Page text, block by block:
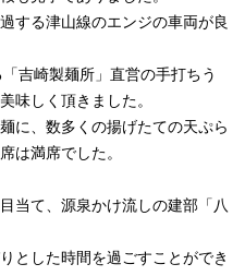
する津山線のエンジの車両が良
吉崎製麺所」直営の手打ちう
味しく頂きました。
に、数多くの揚げたての天ぷら
は満席でした。
当て、源泉かけ流しの建部「八
とした時間を過ごすことができ